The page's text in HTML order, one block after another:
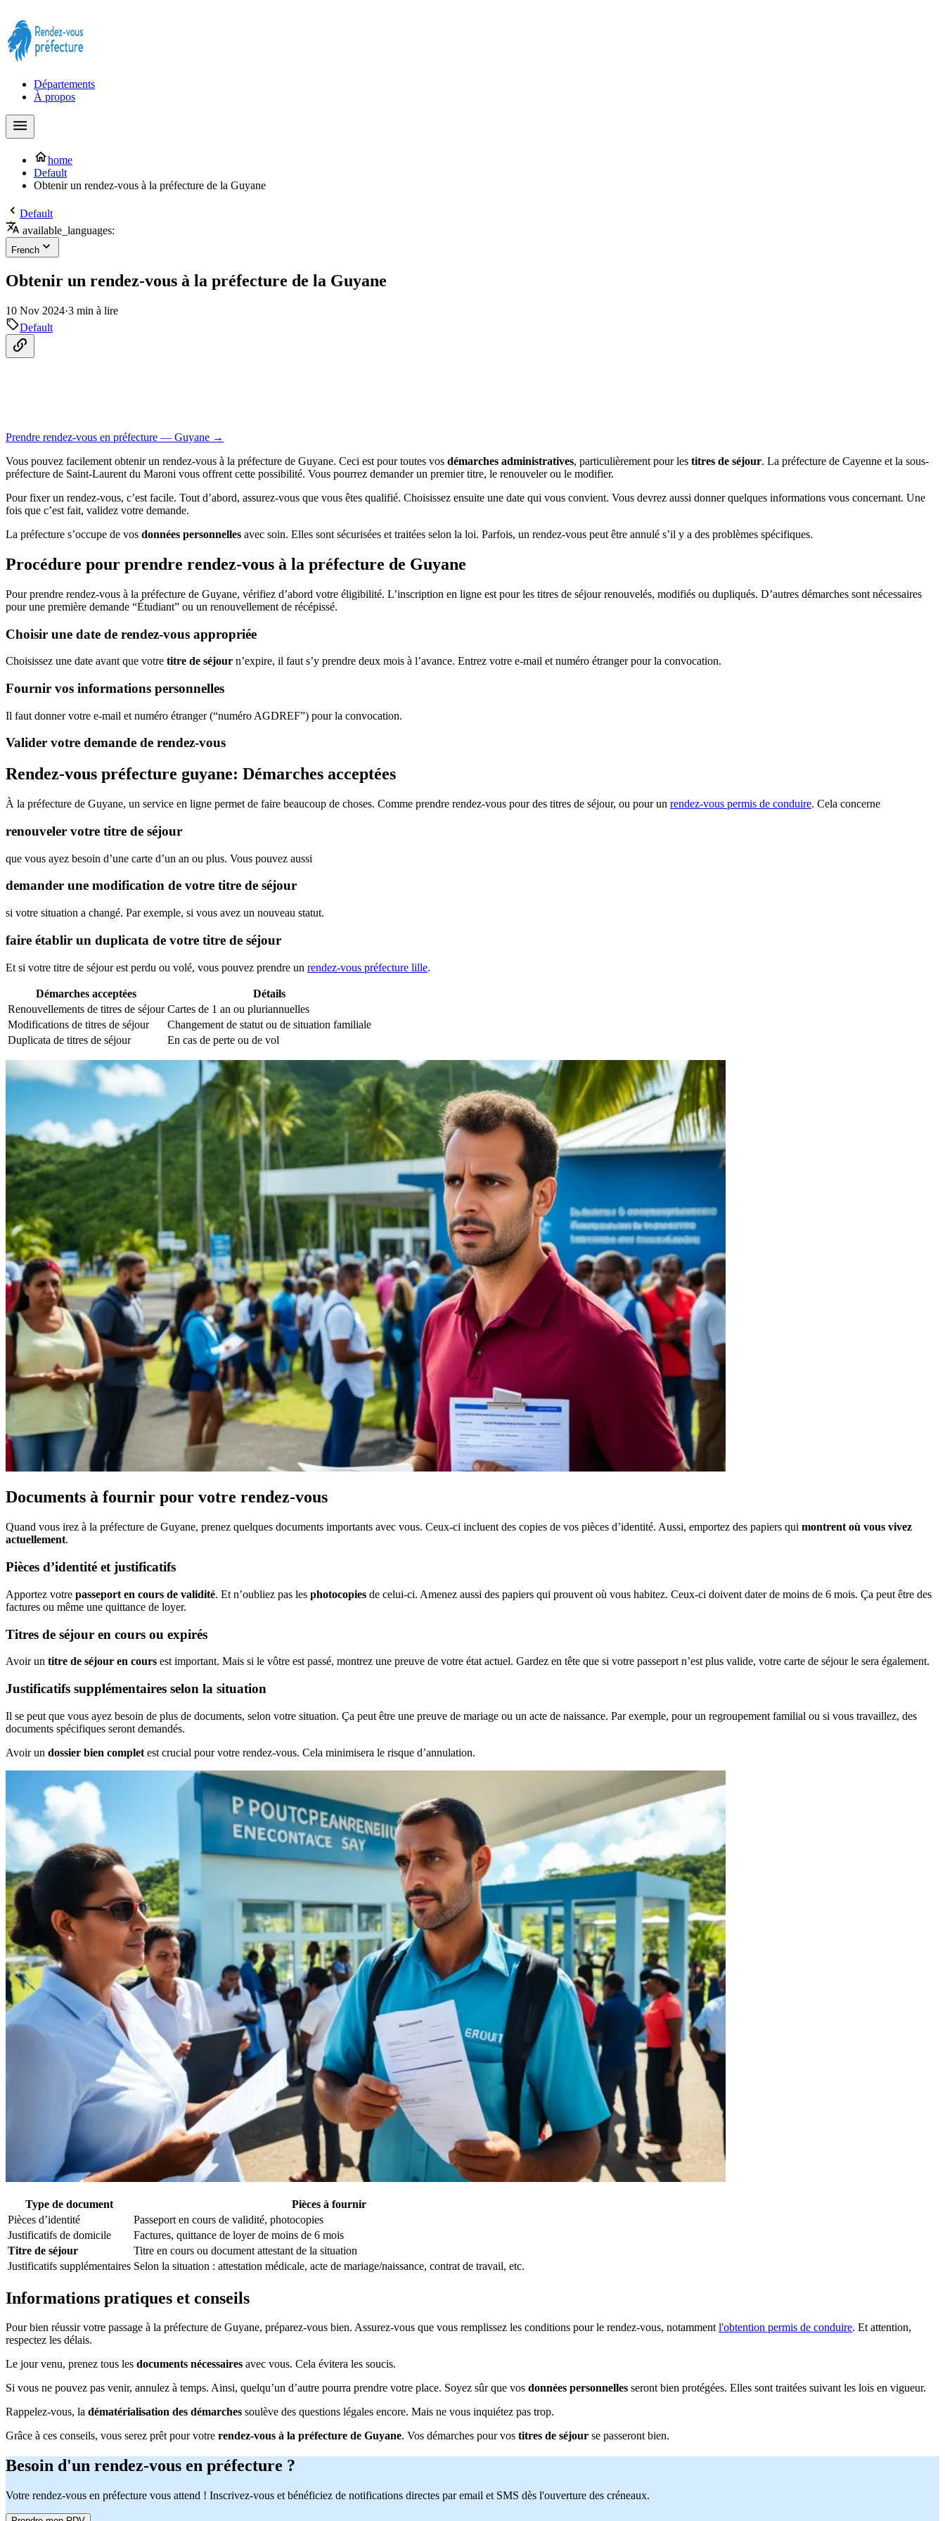
Départements
À propos
home
Default
Obtenir un rendez-vous à la préfecture de la Guyane
Default
available_languages:
French
Obtenir un rendez-vous à la préfecture de la Guyane
10 Nov 2024·3 min à lire
Default
Prendre rendez-vous en préfecture — Guyane →
Vous pouvez facilement obtenir un rendez-vous à la préfecture de Guyane. Ceci est pour toutes vos démarches administratives, particulièrement pour les titres de séjour. La préfecture de Cayenne et la sous-
préfecture de Saint-Laurent du Maroni vous offrent cette possibilité. Vous pourrez demander un premier titre, le renouveler ou le modifier.
Pour fixer un rendez-vous, c’est facile. Tout d’abord, assurez-vous que vous êtes qualifié. Choisissez ensuite une date qui vous convient. Vous devrez aussi donner quelques informations vous concernant. Une
fois que c’est fait, validez votre demande.
La préfecture s’occupe de vos données personnelles avec soin. Elles sont sécurisées et traitées selon la loi. Parfois, un rendez-vous peut être annulé s’il y a des problèmes spécifiques.
Procédure pour prendre rendez-vous à la préfecture de Guyane
Pour prendre rendez-vous à la préfecture de Guyane, vérifiez d’abord votre éligibilité. L’inscription en ligne est pour les titres de séjour renouvelés, modifiés ou dupliqués. D’autres démarches sont nécessaires
pour une première demande “Étudiant” ou un renouvellement de récépissé.
Choisir une date de rendez-vous appropriée
Choisissez une date avant que votre titre de séjour n’expire, il faut s’y prendre deux mois à l’avance. Entrez votre e-mail et numéro étranger pour la convocation.
Fournir vos informations personnelles
Il faut donner votre e-mail et numéro étranger (“numéro AGDREF”) pour la convocation.
Valider votre demande de rendez-vous
Rendez-vous préfecture guyane: Démarches acceptées
À la préfecture de Guyane, un service en ligne permet de faire beaucoup de choses. Comme prendre rendez-vous pour des titres de séjour, ou pour un rendez-vous permis de conduire. Cela concerne
renouveler votre titre de séjour
que vous ayez besoin d’une carte d’un an ou plus. Vous pouvez aussi
demander une modification de votre titre de séjour
si votre situation a changé. Par exemple, si vous avez un nouveau statut.
faire établir un duplicata de votre titre de séjour
Et si votre titre de séjour est perdu ou volé, vous pouvez prendre un rendez-vous préfecture lille.
Démarches acceptées
Détails
Renouvellements de titres de séjour Cartes de 1 an ou pluriannuelles
Modifications de titres de séjour
Changement de statut ou de situation familiale
Duplicata de titres de séjour
En cas de perte ou de vol
Documents à fournir pour votre rendez-vous
Quand vous irez à la préfecture de Guyane, prenez quelques documents importants avec vous. Ceux-ci incluent des copies de vos pièces d’identité. Aussi, emportez des papiers qui montrent où vous vivez
actuellement.
Pièces d’identité et justificatifs
Apportez votre passeport en cours de validité. Et n’oubliez pas les photocopies de celui-ci. Amenez aussi des papiers qui prouvent où vous habitez. Ceux-ci doivent dater de moins de 6 mois. Ça peut être des
factures ou même une quittance de loyer.
Titres de séjour en cours ou expirés
Avoir un titre de séjour en cours est important. Mais si le vôtre est passé, montrez une preuve de votre état actuel. Gardez en tête que si votre passeport n’est plus valide, votre carte de séjour le sera également.
Justificatifs supplémentaires selon la situation
Il se peut que vous ayez besoin de plus de documents, selon votre situation. Ça peut être une preuve de mariage ou un acte de naissance. Par exemple, pour un regroupement familial ou si vous travaillez, des
documents spécifiques seront demandés.
Avoir un dossier bien complet est crucial pour votre rendez-vous. Cela minimisera le risque d’annulation.
Type de document
Pièces à fournir
Pièces d’identité
Passeport en cours de validité, photocopies
Justificatifs de domicile
Factures, quittance de loyer de moins de 6 mois
Titre de séjour
Titre en cours ou document attestant de la situation
Justificatifs supplémentaires Selon la situation : attestation médicale, acte de mariage/naissance, contrat de travail, etc.
Informations pratiques et conseils
Pour bien réussir votre passage à la préfecture de Guyane, préparez-vous bien. Assurez-vous que vous remplissez les conditions pour le rendez-vous, notammentl'obtention permis de conduire. Et attention,
respectez les délais.
Le jour venu, prenez tous les documents nécessaires avec vous. Cela évitera les soucis.
Si vous ne pouvez pas venir, annulez à temps. Ainsi, quelqu’un d’autre pourra prendre votre place. Soyez sûr que vos données personnelles seront bien protégées. Elles sont traitées suivant les lois en vigueur.
Rappelez-vous, la dématérialisation des démarches soulève des questions légales encore. Mais ne vous inquiétez pas trop.
Grâce à ces conseils, vous serez prêt pour votre rendez-vous à la préfecture de Guyane. Vos démarches pour vos titres de séjour se passeront bien.
Besoin d'un rendez-vous en préfecture ?
Votre rendez-vous en préfecture vous attend ! Inscrivez-vous et bénéficiez de notifications directes par email et SMS dès l'ouverture des créneaux.